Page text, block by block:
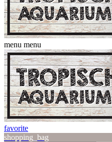
menu menu
favorite
shopping_bag